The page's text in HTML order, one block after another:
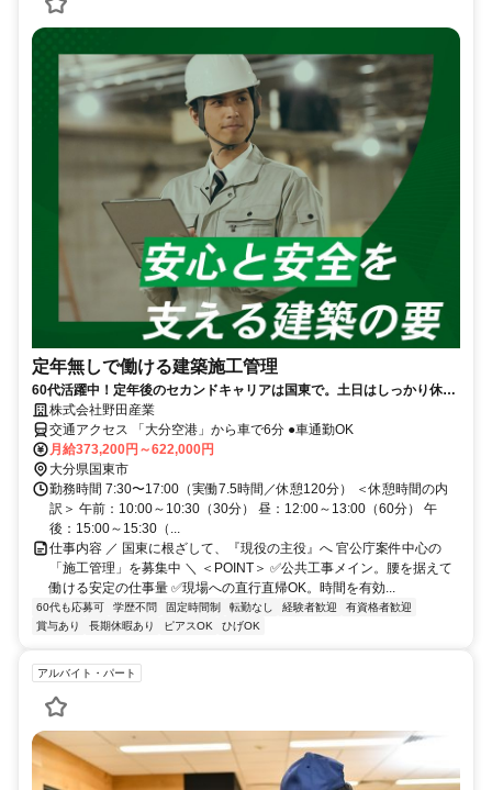
定年無しで働ける建築施工管理
60代活躍中！定年後のセカンドキャリアは国東で。土日はしっかり休
み、地元に根ざして官公庁案件を担う。
株式会社野田産業
交通アクセス 「大分空港」から車で6分 ●車通勤OK
月給373,200円～622,000円
大分県国東市
勤務時間 7:30〜17:00（実働7.5時間／休憩120分） ＜休憩時間の内
訳＞ 午前：10:00～10:30（30分） 昼：12:00～13:00（60分） 午
後：15:00～15:30（...
仕事内容 ／ 国東に根ざして、『現役の主役』へ 官公庁案件中心の
「施工管理」を募集中 ＼ ＜POINT＞ ✅公共工事メイン。腰を据えて
働ける安定の仕事量 ✅現場への直行直帰OK。時間を有効...
60代も応募可 学歴不問 固定時間制 転勤なし 経験者歓迎
有資格者歓迎
賞与あり
長期休暇あり ピアスOK ひげOK
アルバイト・パート